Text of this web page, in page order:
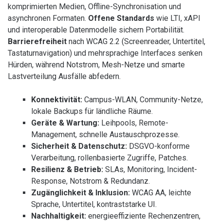
komprimierten Medien, Offline-Synchronisation und
asynchronen Formaten. Offene Standards wie LTI, xAPI
und interoperable Datenmodelle sichern Portabilität.
Barrierefreiheitnach WCAG 2.2 (Screenreader, Untertitel,
Tastaturnavigation) und mehrsprachige Interfaces senken
Hürden, während Notstrom, Mesh-Netze und smarte
Lastverteilung Ausfälle abfedern.
Konnektivität: Campus-WLAN, Community-Netze,
lokale Backups für ländliche Räume.
Geräte & Wartung: Leihpools, Remote-
Management, schnelle Austauschprozesse.
Sicherheit & Datenschutz: DSGVO-konforme
Verarbeitung, rollenbasierte Zugriffe, Patches.
Resilienz & Betrieb: SLAs, Monitoring, Incident-
Response, Notstrom & Redundanz.
Zugänglichkeit & Inklusion: WCAG AA, leichte
Sprache, Untertitel, kontraststarke UI.
Nachhaltigkeit: energieeffiziente Rechenzentren,